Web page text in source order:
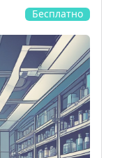
Бесплатно